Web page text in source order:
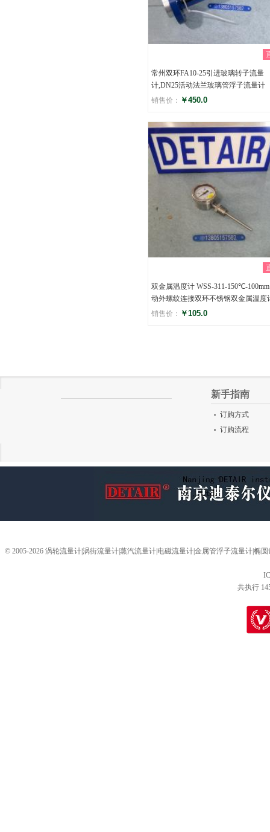
常州双环FA10-25引进玻璃转子流量
计,DN25活动法兰玻璃管浮子流量计
销售价： ￥450.0
评分
()
双金属温度计 WSS-311-150℃-
动外螺纹连接双环不锈钢双金属温度
销售价： ￥105.0
新手指南
订购方式
订购流程
© 2005-2026 涡轮流量计|涡街流量计|蒸汽流量计|电磁流量计|金属管浮子流量计|椭
共执行